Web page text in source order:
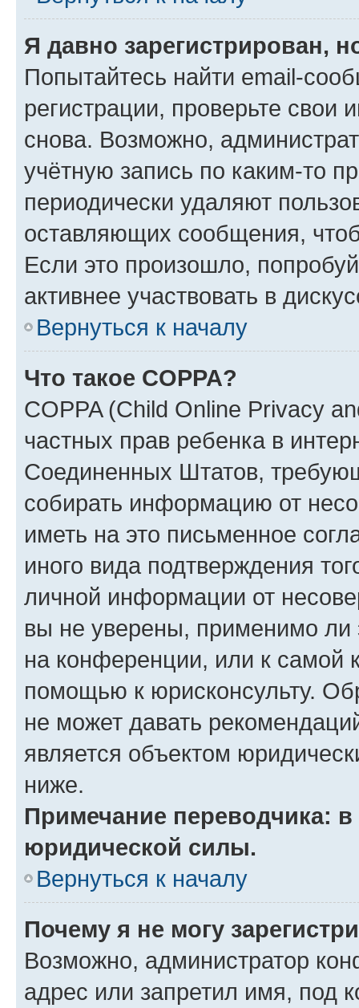
Я давно зарегистрирован,
Попытайтесь найти email-
регистрации, проверьте свои
снова. Возможно,
учётную запись по каким-то
периодически удаляют
оставляющих сообщения,
Если это произошло,
активнее участвовать в
Вернуться к началу
Что такое COPPA?
COPPA (Child Online Privacy
частных прав ребенка в
Соединенных Штатов,
собирать информацию от
иметь на это письменное
иного вида подтверждения
личной информации от
вы не уверены, применимо ли
на конференции, или к самой
помощью к юрисконсульту.
не может давать
является объектом
ниже.
Примечание переводчика:
юридической силы.
Вернуться к началу
Почему я не могу
Возможно, администратор
адрес или запретил имя, под